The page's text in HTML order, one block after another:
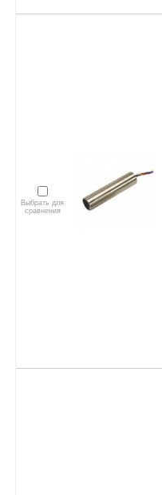
Выбрать для
сравнения